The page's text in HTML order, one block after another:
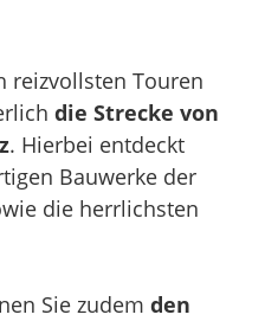
reizvollsten Touren
die Strecke von
. Hierbei entdeckt
Bauwerke der
die herrlichsten
Sie zudem den